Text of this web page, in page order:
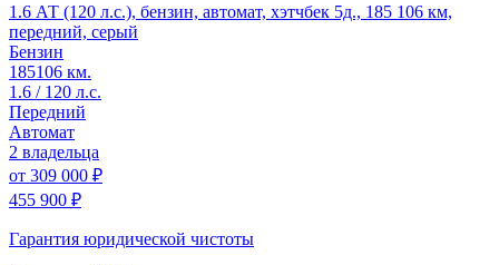
1.6 АТ (120 л.с.), бензин, автомат, хэтчбек 5д., 185 106 км,
передний, серый
Бензин
185106 км.
1.6 / 120 л.с.
Передний
Автомат
2 владельца
от 309 000 ₽
455 900 ₽
Гарантия юридической чистоты